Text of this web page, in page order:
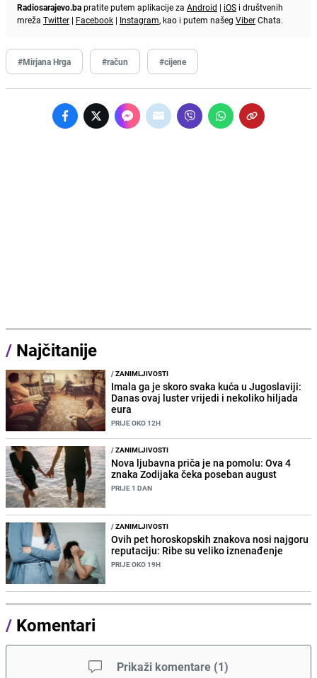
Radiosarajevo.bapratite putem aplikacije za Android | iOS i društvenih
mreža Twitter | Facebook | Instagram, kao i putem našeg ViberChata.
#Mirjana Hrga #račun #cijene
/ Najčitanije
/ZANIMLJIVOSTI
Imala ga je skoro svaka kuća u Jugoslaviji:
Danas ovaj luster vrijedi i nekoliko hiljada
eura
PRIJE OKO 12H
/ZANIMLJIVOSTI
Nova ljubavna priča je na pomolu: Ova 4
znaka Zodijaka čeka poseban august
PRIJE 1 DAN
/ZANIMLJIVOSTI
Ovih pet horoskopskih znakova nosi najgoru
reputaciju: Ribe su veliko iznenađenje
PRIJE OKO 19H
/ Komentari
Prikaži komentare (1)